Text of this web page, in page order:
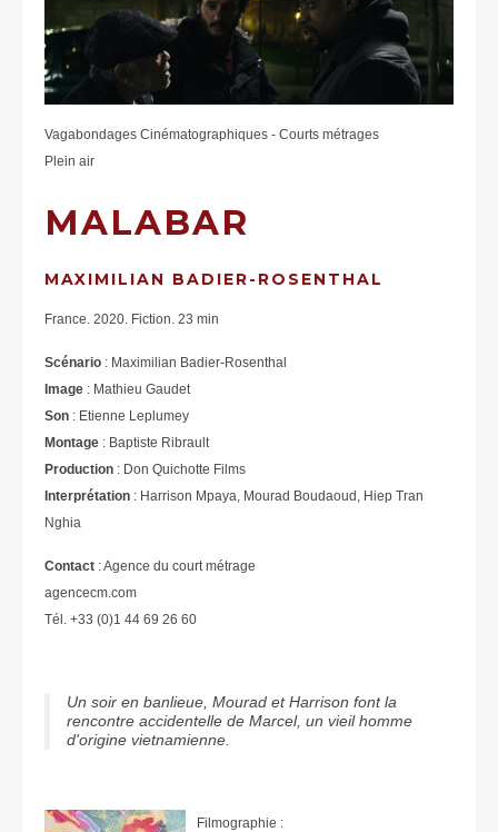
Vagabondages Cinématographiques - Courts métrages
Plein air
MALABAR
MAXIMILIAN BADIER-ROSENTHAL
France. 2020. Fiction. 23 min
Scénario : Maximilian Badier-Rosenthal
Image : Mathieu Gaudet
Son : Etienne Leplumey
Montage : Baptiste Ribrault
Production : Don Quichotte Films
Interprétation : Harrison Mpaya, Mourad Boudaoud, Hiep Tran
Nghia
Contact : Agence du court métrage
agencecm.com
Tél. +33 (0)1 44 69 26 60
Un soir en banlieue, Mourad et Harrison font la
rencontre accidentelle de Marcel, un vieil homme
d'origine vietnamienne.
Filmographie :